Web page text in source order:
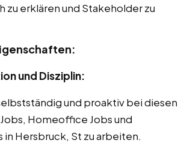
zu erklären und Stakeholder zu
und Disziplin:
und proaktiv bei diesen
Homeoffice Jobs und
in Hersbruck, St zu arbeiten.